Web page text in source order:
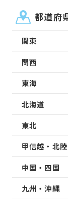
都道府
関東
関西
東海
北海道
東北
甲信越・北陸
中国・四国
九州・沖縄